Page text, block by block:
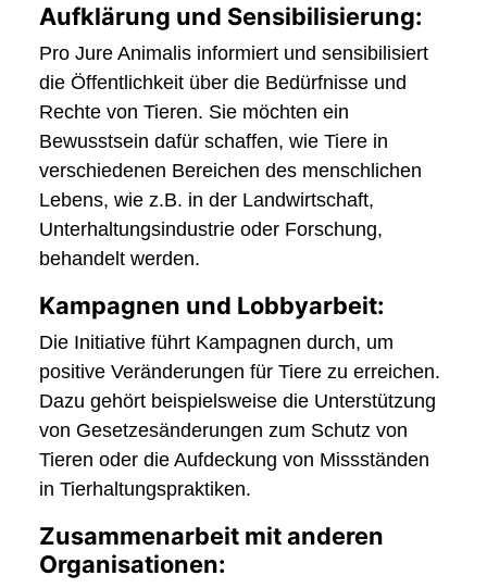
Aufklärung und Sensibilisierung:
Pro Jure Animalis informiert und sensibilisiert
die Öffentlichkeit über die Bedürfnisse und
Rechte von Tieren. Sie möchten ein
Bewusstsein dafür schaffen, wie Tiere in
verschiedenen Bereichen des menschlichen
Lebens, wie z.B. in der Landwirtschaft,
Unterhaltungsindustrie oder Forschung,
behandelt werden.
Kampagnen und Lobbyarbeit:
Die Initiative führt Kampagnen durch, um
positive Veränderungen für Tiere zu erreichen.
Dazu gehört beispielsweise die Unterstützung
von Gesetzesänderungen zum Schutz von
Tieren oder die Aufdeckung von Missständen
in Tierhaltungspraktiken.
Zusammenarbeit mit anderen
Organisationen: